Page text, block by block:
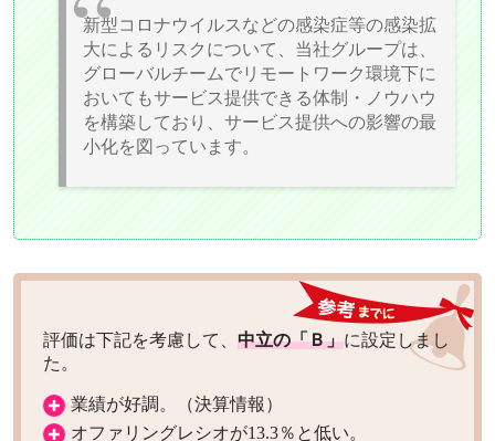
新型コロナウイルスなどの感染症等の感染拡
大によるリスクについて、当社グループは、
グローバルチームでリモートワーク環境下に
おいてもサービス提供できる体制・ノウハウ
を構築しており、サービス提供への影響の最
小化を図っています。
評価は下記を考慮して、 中立の「Ｂ」に設定しまし
た。
業績が好調。（決算情報）
オファリングレシオが13.3％と低い。